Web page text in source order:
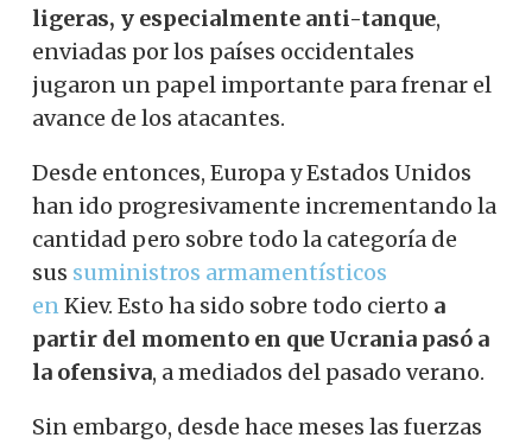
ligeras, y especialmente anti-tanque,
enviadas por los países occidentales
jugaron un papel importante para frenar el
avance de los atacantes.
Desde entonces, Europa y Estados Unidos
han ido progresivamente incrementando la
cantidad pero sobre todo la categoría de
sus suministros armamentísticos
enKiev. Esto ha sido sobre todo cierto a
partir del momento en que Ucrania pasó a
la ofensiva, a mediados del pasado verano.
Sin embargo, desde hace meses las fuerzas